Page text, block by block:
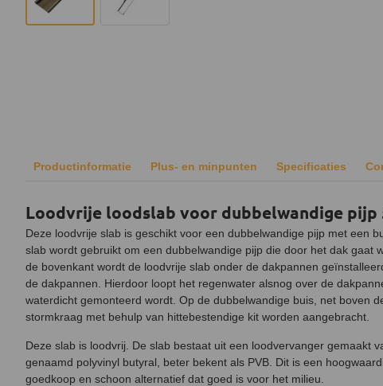
Productinformatie Plus- en minpunten Specificaties
Loodvrije loodslab voor dubbelwandige pijp
Deze loodvrije slab is geschikt voor een dubbelwandige pijp met een
slab wordt gebruikt om een dubbelwandige pijp die door het dak gaat
de bovenkant wordt de loodvrije slab onder de dakpannen
de dakpannen. Hierdoor loopt het regenwater alsnog over de
waterdicht gemonteerd wordt. Op de dubbelwandige buis, net boven
stormkraag met behulp van hittebestendige kit worden aangebracht.
Deze slab is loodvrij. De slab bestaat uit een loodvervanger gemaakt
genaamd polyvinyl butyral, beter bekent als PVB. Dit is een
goedkoop en schoon alternatief dat goed is voor het milieu.